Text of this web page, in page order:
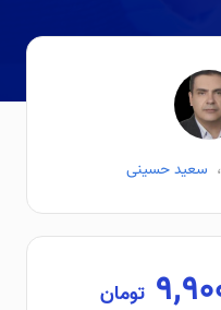
، سعید حسینی
تومان